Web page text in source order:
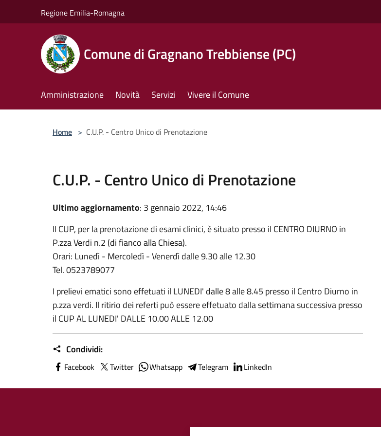
Regione Emilia-Romagna
Comune di Gragnano Trebbiense (PC)
Amministrazione Novità Servizi Vivere il Comune
Home > C.U.P. - Centro Unico di Prenotazione
C.U.P. - Centro Unico di Prenotazione
Ultimo aggiornamento: 3 gennaio 2022, 14:46
Il CUP, per la prenotazione di esami clinici, è situato presso il CENTRO DIURNO in
P.zza Verdi n.2 (di fianco alla Chiesa).
Orari: Lunedì - Mercoledì - Venerdì dalle 9.30 alle 12.30
Tel. 0523789077
I prelievi ematici sono effetuati il LUNEDI' dalle 8 alle 8.45 presso il Centro Diurno in
p.zza verdi. Il ritirio dei referti può essere effetuato dalla settimana successiva presso
il CUP AL LUNEDI' DALLE 10.00 ALLE 12.00
Condividi:
Facebook Twitter Whatsapp Telegram LinkedIn